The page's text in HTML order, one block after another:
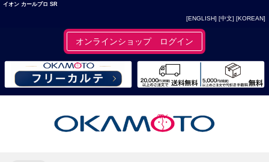
イオン カールプロ SR
[ENGLISH] [中文] [KOREAN]
オンラインショップ ログイン